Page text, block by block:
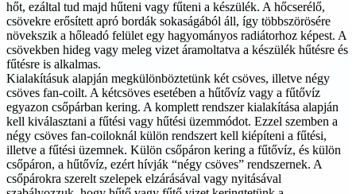
hőt, ezáltal tud majd hűteni vagy fűteni a készülék. A hőcserélő,
csövekre erősített apró bordák sokaságából áll, így többszörösére
növekszik a hőleadó felület egy hagyományos radiátorhoz képest. A
csövekben hideg vagy meleg vizet áramoltatva a készülék hűtésre és
fűtésre is alkalmas.
Kialakításuk alapján megkülönböztetünk két csöves, illetve négy
csöves fan-coilt. A kétcsöves esetében a hűtővíz vagy a fűtővíz
egyazon csőpárban kering. A komplett rendszer kialakítása alapján
kell kiválasztani a fűtési vagy hűtési üzemmódot. Ezzel szemben a
négy csöves fan-coiloknál külön rendszert kell kiépíteni a fűtési,
illetve a fűtési üzemnek. Külön csőpáron kering a fűtővíz, és külön
csőpáron, a hűtővíz, ezért hívják “négy csöves” rendszernek. A
csőpárokra szerelt szelepek elzárásával vagy nyitásával